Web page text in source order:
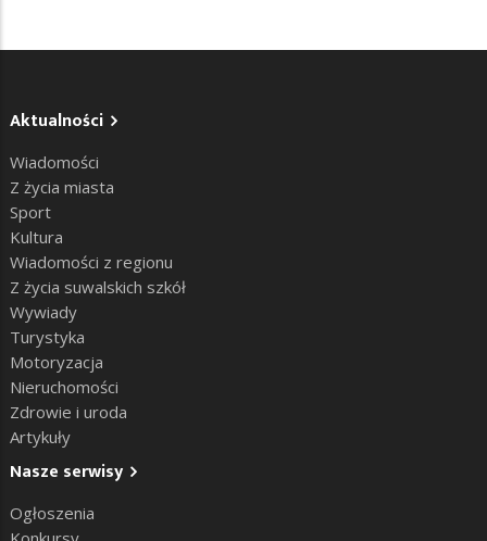
Aktualności
Wiadomości
Z życia miasta
Sport
Kultura
Wiadomości z regionu
Z życia suwalskich szkół
Wywiady
Turystyka
Motoryzacja
Nieruchomości
Zdrowie i uroda
Artykuły
Nasze serwisy
Ogłoszenia